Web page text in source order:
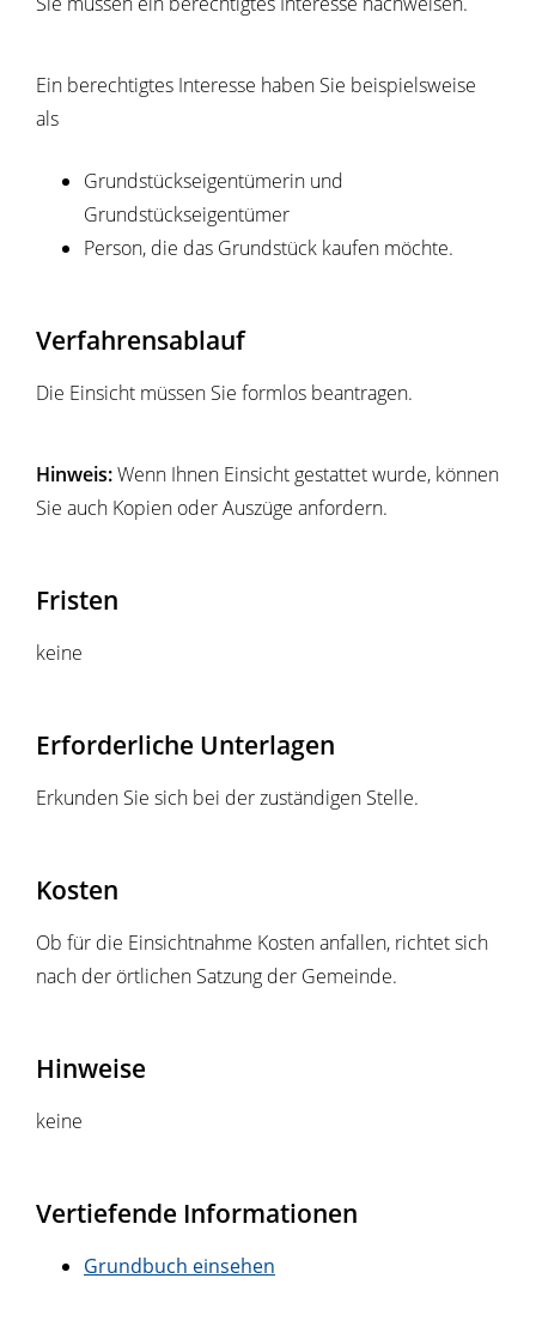
Ein berechtigtes Interesse haben Sie beispielsweise
als
Grundstückseigentümerin und
Grundstückseigentümer
Person, die das Grundstück kaufen möchte.
Verfahrensablauf
Die Einsicht müssen Sie formlos beantragen.
Hinweis:Wenn Ihnen Einsicht gestattet wurde, können
Sie auch Kopien oder Auszüge anfordern.
Fristen
keine
Erforderliche Unterlagen
Erkunden Sie sich bei der zuständigen Stelle.
Kosten
Ob für die Einsichtnahme Kosten anfallen, richtet sich
nach der örtlichen Satzung der Gemeinde.
Hinweise
keine
Vertiefende Informationen
Grundbuch einsehen